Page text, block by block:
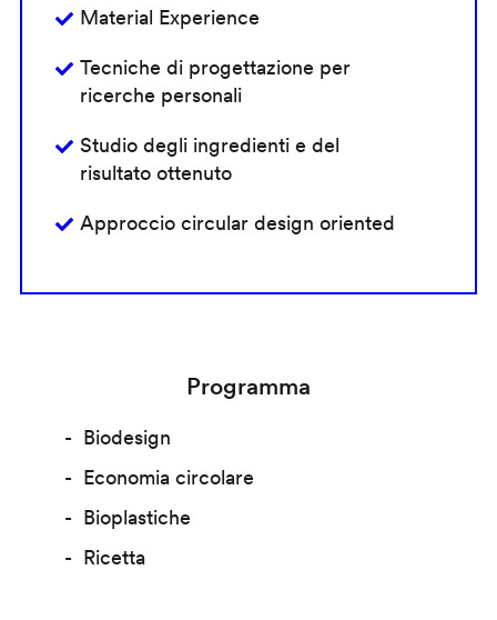
Material Experience
Tecniche di progettazione per
ricerche personali
Studio degli ingredienti e del
risultato ottenuto
Approccio circular design oriented
Programma
Biodesign
Economia circolare
Bioplastiche
Ricetta